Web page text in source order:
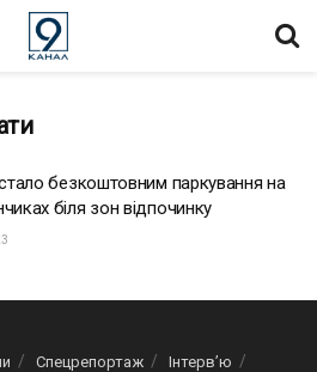
безкоштовним паркування на
біля зон відпочинку
Спецрепортаж
Інтерв’ю